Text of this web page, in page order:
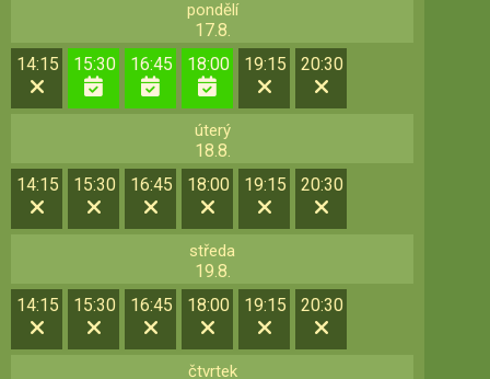
pondělí
17.8.
14:15
15:30 16:45 18:00 19:15 20:30
úterý
18.8.
14:15
15:30 16:45 18:00 19:15 20:30
středa
19.8.
14:15
15:30 16:45 18:00 19:15 20:30
čtvrtek